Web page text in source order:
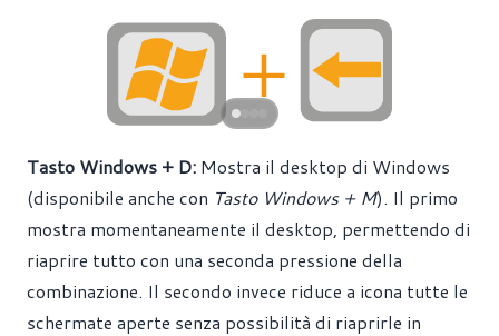
Tasto Windows + D: Mostra il desktop di Windows
(disponibile anche con Tasto Windows + M). Il primo
mostra momentaneamente il desktop, permettendo di
riaprire tutto con una seconda pressione della
combinazione. Il secondo invece riduce a icona tutte le
schermate aperte senza possibilità di riaprirle in